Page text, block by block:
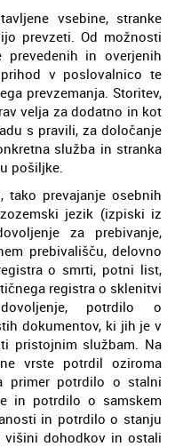
vsebine, stranke
prevzeti. Od možnosti
in overjenih
v poslovalnico te
prevzemanja. Storitev,
velja za dodatno in kot
s pravili, za določanje
služba in stranka
pošiljke.
prevajanje osebnih
jezik (izpiski iz
za prebivanje,
prebivališču, delovno
o smrti, potni list,
registra o sklenitvi
potrdilo o
dokumentov, ki jih je v
pristojnim službam. Na
vrste potrdil oziroma
primer potrdilo o stalni
in potrdilo o samskem
in potrdilo o stanju
dohodkov in ostali